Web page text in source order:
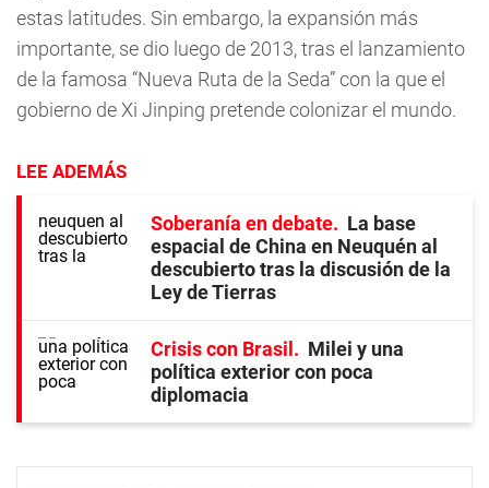
estas latitudes. Sin embargo, la expansión más
importante, se dio luego de 2013, tras el lanzamiento
de la famosa “Nueva Ruta de la Seda” con la que el
gobierno de Xi Jinping pretende colonizar el mundo.
LEE ADEMÁS
Soberanía en debate
La base
espacial de China en Neuquén al
descubierto tras la discusión de la
Ley de Tierras
Crisis con Brasil
Milei y una
política exterior con poca
diplomacia